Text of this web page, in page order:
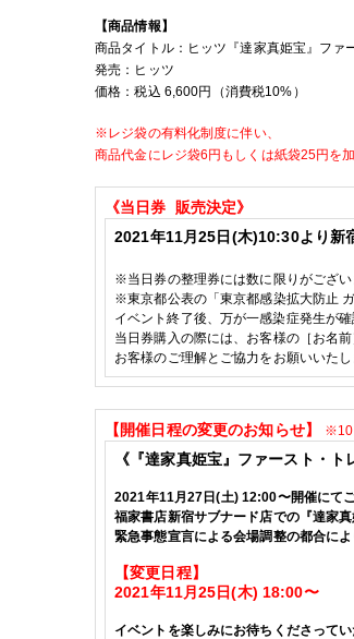
【商品情報】
商品タイトル：ヒッツ 『達家真姫宝』 ファ
発売：ヒッツ
価格：税込 6,600円（消費税10% ）
※レジ袋の有料化制度に伴い、
商品代金にレジ袋6円もしくは紙袋25円を
《当日券
販売決定》
2021年11月25日(木)10:30より新
※当日券の整理券には数に限りがござ
※東京都公表の「東京都感染拡大防止
イベント終了後、万が一感染症発生が
当日券購入の際には、お客様の［お名
お客様のご理解とご協力をお願いいたし
【開催日程の変更のお知らせ】 ※10
《『達家真姫宝』ファースト・
2021年11月27日(土) 12:00〜開催にて
福家書店新宿サブナード店での『達家真
緊急事態宣言による会場調整の都合に
【変更日程】
2021年11月25日(木) 18:00〜
イベントを楽しみにお待ちくださってい